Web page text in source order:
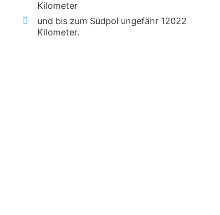
Kilometer
und bis zum Südpol ungefähr 12022
Kilometer.